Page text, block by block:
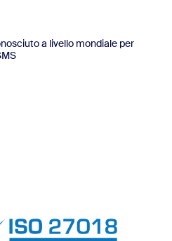
a livello mondiale per